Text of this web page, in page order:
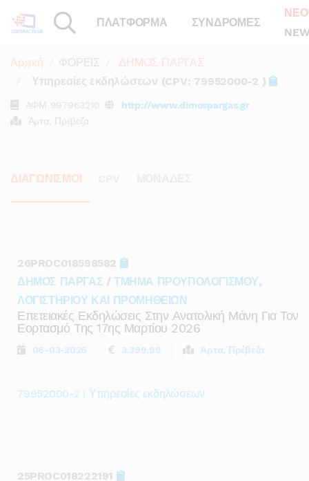
ΠΛΑΤΦΟΡΜΑ ΣΥΝΔΡΟΜΕΣ
Αρχική ΦΟΡΕΙΣ
ΔΗΜΟΣ ΠΑΡΓΑΣ
Υπηρεσίες εκδηλώσεων (CPV: 79952000-2 )
ΑΦΜ 997963210
http://www.dimospargas.gr
Άρτα, Πρέβεζα
ΔΙΑΓΩΝΙΣΜΟΙ
26PROC018598582
ΔΗΜΟΣ ΠΑΡΓΑΣ /ΤΜΗΜΑ ΠΡΟΥΠΟΛΟΓΙΣΜΟΥ,
ΛΟΓΙΣΤΗΡΙΟΥ ΚΑΙ ΠΡΟΜΗΘΕΙΩΝ
Επετειακές Εκδηλώσεις Στην Ανατολική Μάνη Για Τον
Εορτασμό Της 17ης Μαρτίου 2026
06-03-2026 3.399,99 Άρτα, Πρέβεζα
79952000-2 | Υπηρεσίες εκδηλώσεων
25PROC018222191